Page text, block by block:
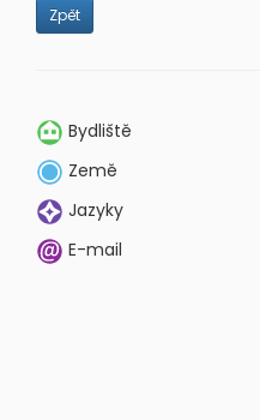
Zpět
Bydliště
Země
Jazyky
E-mail